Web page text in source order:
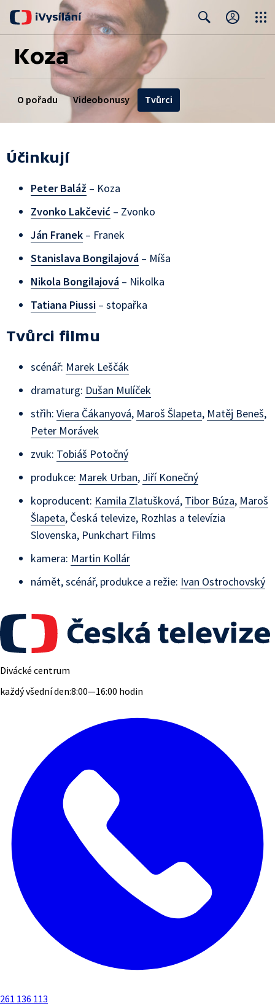
Koza
O pořadu Videobonusy Tvůrci
Účinkují
Peter Baláž – Koza
Zvonko Lakčević – Zvonko
Ján Franek – Franek
Stanislava Bongilajová – Míša
Nikola Bongilajová – Nikolka
Tatiana Piussi – stopařka
Tvůrci filmu
scénář: Marek Leščák
dramaturg: Dušan Mulíček
střih: Viera Čákanyová, Maroš Šlapeta, Matěj Beneš,
Peter Morávek
zvuk: Tobiáš Potočný
produkce: Marek Urban, Jiří Konečný
koproducent: Kamila Zlatušková, Tibor Búza, Maroš
Šlapeta, Česká televize, Rozhlas a televízia
Slovenska, Punkchart Films
kamera: Martin Kollár
námět, scénář, produkce a režie: Ivan Ostrochovský